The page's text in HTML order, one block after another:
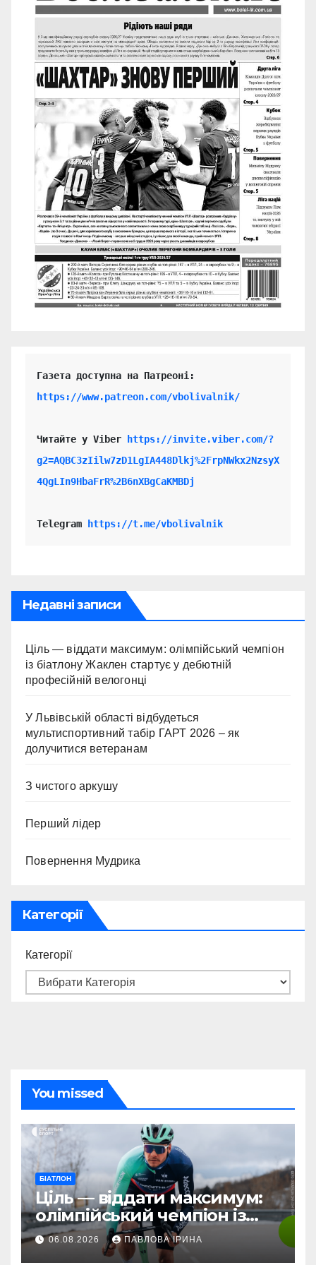
https://www.patreon.com/vbolivalnik/
Читайте у Viber
https://invite.viber.com/?
g2=AQBC3zIilw7zD1LgIA448Dlkj%2FrpNWkx2NzsyX
4QgLIn9HbaFrR%2B6nXBgCaKMBDj
Telegram https://t.me/vbolivalnik
Недавні записи
Ціль — віддати максимум: олімпійський чемпіон
із біатлону Жаклен стартує у дебютній
професійній велогонці
У Львівській області відбудеться
мультиспортивний табір ГАРТ 2026 – як
долучитися ветеранам
З чистого аркушу
Перший лідер
Повернення Мудрика
Категорії
Категорії
You missed
БІАТЛОН
Ціль — віддати максимум:
олімпійський чемпіон із
біатлону Жаклен стартує у
дебютній професійній
06.08.2026 ПАВЛОВА ІРИНА